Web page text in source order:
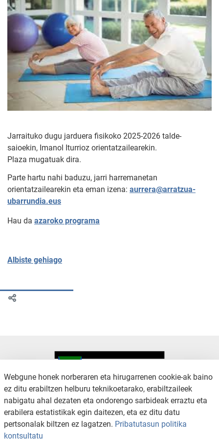
Jarraituko dugu jarduera fisikoko 2025-2026 talde-
saioekin, Imanol Iturrioz orientatzailearekin.
Plaza mugatuak dira.
Parte hartu nahi baduzu, jarri harremanetan
orientatzailearekin eta eman izena: aurrera@arratzua-
ubarrundia.eus
Hau da azaroko programa
Albiste gehiago
KONTAKTUA
LEGE OHARRA
SALAKETA KANALA
PRIBATUTASUN POLITIKA
Webgune honek norberaren eta hirugarrenen cookie-ak baino
ez ditu erabiltzen helburu teknikoetarako, erabiltzaileek
nabigatu ahal dezaten eta ondorengo sarbideak erraztu eta
erabilera estatistikak egin daitezen, eta ez ditu datu
pertsonalak biltzen ez lagatzen. Pribatutasun politika
kontsultatu